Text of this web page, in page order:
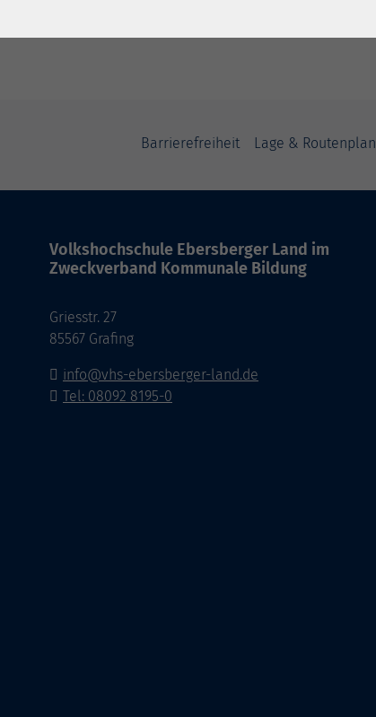
Barrierefreiheit Lage & Routenplan
Volkshochschule Ebersberger Land im
Zweckverband Kommunale Bildung
Griesstr. 27
85567 Grafing
info@vhs-ebersberger-land.de
Tel: 08092 8195-0